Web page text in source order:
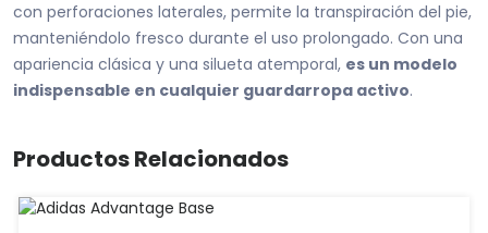
con perforaciones laterales, permite la transpiración del pie,
manteniéndolo fresco durante el uso prolongado. Con una
apariencia clásica y una silueta atemporal, es un modelo
indispensable en cualquier guardarropa activo.
Productos Relacionados